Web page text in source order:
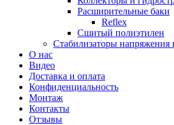
Расширительные баки
Reflex
Сшитый полиэтилен
Стабилизаторы
О нас
Видео
Доставка и оплата
Конфиденциальность
Монтаж
Контакты
Отзывы